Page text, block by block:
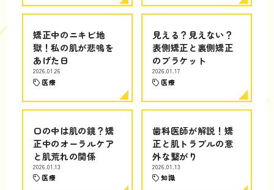
矯正中のニキビ地
獄！私の肌が悲鳴を
あげた日
2026.01.26
医療
見える？見えない？
表側矯正と裏側矯正
のブラケット
2026.01.17
医療
口の中は肌の鏡？矯
正中のオーラルケア
と肌荒れの関係
2026.01.13
医療
歯科医師が解説！矯
正と肌トラブルの意
外な繋がり
2026.01.13
知識